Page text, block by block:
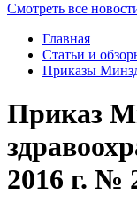
Смотреть все
Главная
Статьи и
Приказы
Приказ
2016 г. №